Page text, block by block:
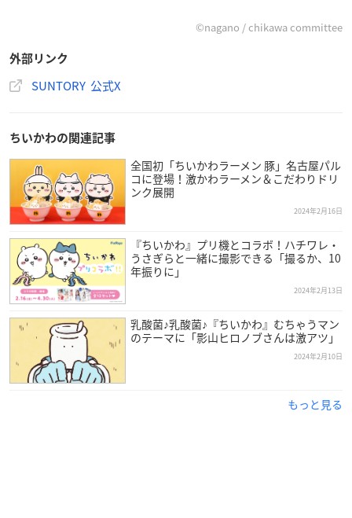
※詳細は添付画像をご確認ください。pic.twitter.com/S4iB
— SUNTORY（サントリー） (@suntory)
©nagano / chikawa committee
外部リンク
SUNTORY 公式X
ちいかわの関連記事
全国初「ちいかわラーメン 豚」名古屋パル
コに登場！激かわラーメン＆こだわりドリ
ンク展開
2024年2月16日
『ちいかわ』プリ機とコラボ！ハチワレ・
うさぎらと一緒に撮影できる「撮るか、10
年振りに」
2024年2月13日
乳酸菌♪乳酸菌♪『ちいかわ』むちゃうマン
のテーマに「影山ヒロノブさんは激アツ」
2024年2月10日
もっと見る